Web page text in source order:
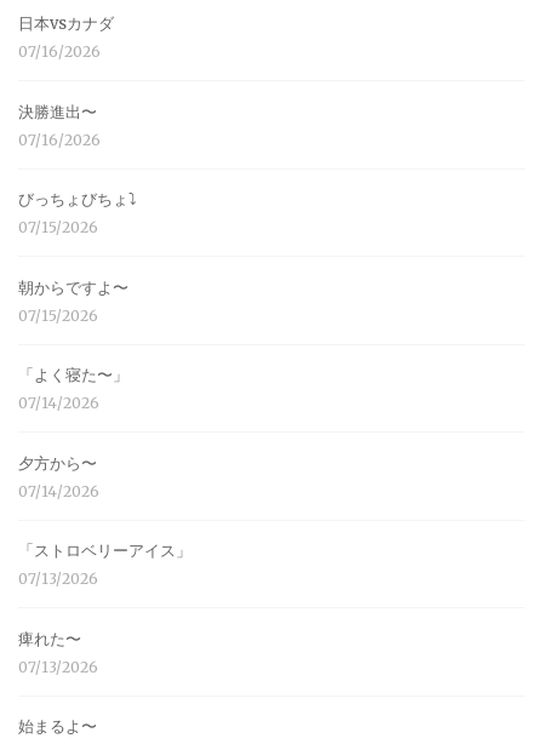
日本vsカナダ
07/16/2026
決勝進出〜
07/16/2026
びっちょびちょ⤵︎
07/15/2026
朝からですよ〜
07/15/2026
「よく寝た〜」
07/14/2026
夕方から〜
07/14/2026
「ストロベリーアイス」
07/13/2026
痺れた〜
07/13/2026
始まるよ〜